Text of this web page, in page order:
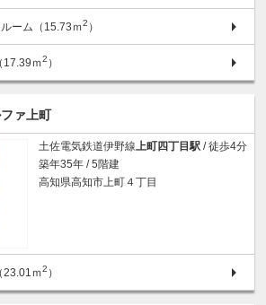
ーム（15.73ｍ2 ）
ｍ2 ）
ァ上町
土佐電気鉄道伊野線上町四丁目駅 / 徒歩4分
築年35年 / 5階建
高知県高知市上町４丁目
ｍ2 ）